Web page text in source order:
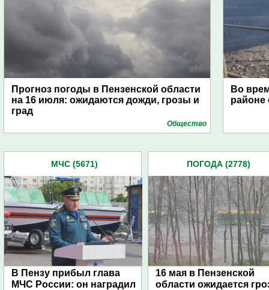
Прогноз погоды в Пензенской области
на 16 июля: ожидаются дожди, грозы и
град
Общество
Во
районе
МЧС (5671)
В Пензу прибыл глава
МЧС России: он наградил
ПОГОДА (2778)
16 мая в Пензенской
области ожидается